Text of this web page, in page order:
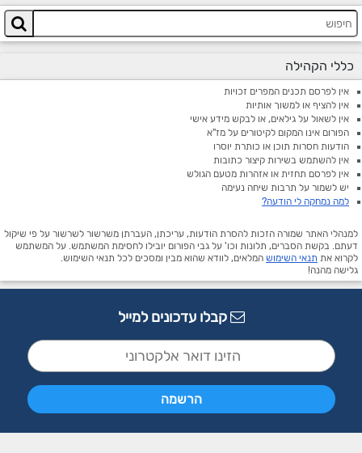
כללי הקהילה
אין לפרסם תכנים המפרים זכויות
אין להציף או למשוך אותיות
אין לשאול על גילאים, או לבקש מידע אישי
הפורום אינו המקום לקיטורים על מז"א
הודעות חסרות תוכן או כותרת יוסרו
אין להשתמש בשירות קיצור כתובות
אין לפרסם תחזית או אזהרות מטעם הגולש
יש לשמור על תרבות שיחה נעימה
למה נמחקה לי הודעה?
למנהלי האתר שמורה הזכות להסרת הודעות, עריכתן, העברתן משרשור לשרשור על פי שיקול
דעתם. בקשת הסברים, תלונות וכו' על גבי הפורום יובילו לחסימת המשתמש. על המשתמש
לקרוא את תנאי השימוש המלאים, לוודא שהוא מבין ומסכים לכל תנאי השימוש.
גלישה מהנה!
קבלו עדכונים למייל